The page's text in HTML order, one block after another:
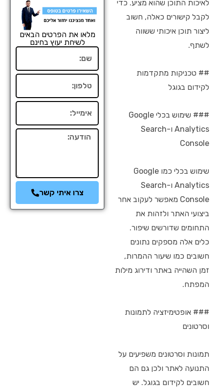
לאיכות התוכן שהוא מציע. כדי
לקבל קישורים כאלה, חשוב
ליצור תוכן איכותי ששווה
לשתף.
## טכניקות מתקדמות
לקידום בגוגל
### שימוש בכלי Google
Analytics ו-Search
Console
שימוש בכלי כמו Google
Analytics ו-Search
Console מאפשר לעקוב אחר
ביצועי האתר ולזהות את
התחומים שדורשים שיפור.
כלים אלה מספקים נתונים
חשובים כמו שיעור ההמרות,
זמן השהייה באתר ודירוג מילות
המפתח.
### אופטימיזציה לתמונות
וסרטונים
תמונות וסרטונים משפיעים על
התנועה לאתר ולכן גם הם
חשובים לקידום בגוגל. יש
מלאו את הפרטים הבאים
לשיחת יעוץ בחינם
הודעה
צרו איתי קשר